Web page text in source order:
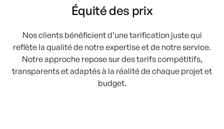
Équité des prix
Nos clients bénéficient d’une tarification juste qui
reflète la qualité de notre expertise et de notre service.
Notre approche repose sur des tarifs compétitifs,
transparents et adaptés à la réalité de chaque projet et
budget.